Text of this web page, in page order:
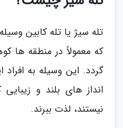
تله سیژ یا تله کابین
که معمولاً در منطقه ها
گردد. این وسیله به
انداز های بلند و
نیستند، لذت ببرند.